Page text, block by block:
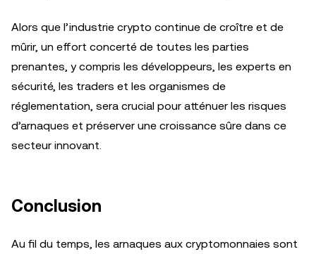
Alors que l’industrie crypto continue de croître et de
mûrir, un effort concerté de toutes les parties
prenantes, y compris les développeurs, les experts en
sécurité, les traders et les organismes de
réglementation, sera crucial pour atténuer les risques
d’arnaques et préserver une croissance sûre dans ce
secteur innovant.
Conclusion
Au fil du temps, les arnaques aux cryptomonnaies sont